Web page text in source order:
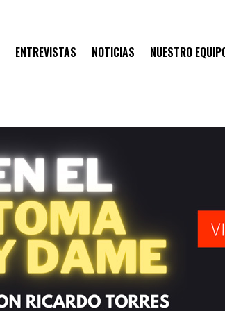
ENTREVISTAS NOTICIAS NUESTRO